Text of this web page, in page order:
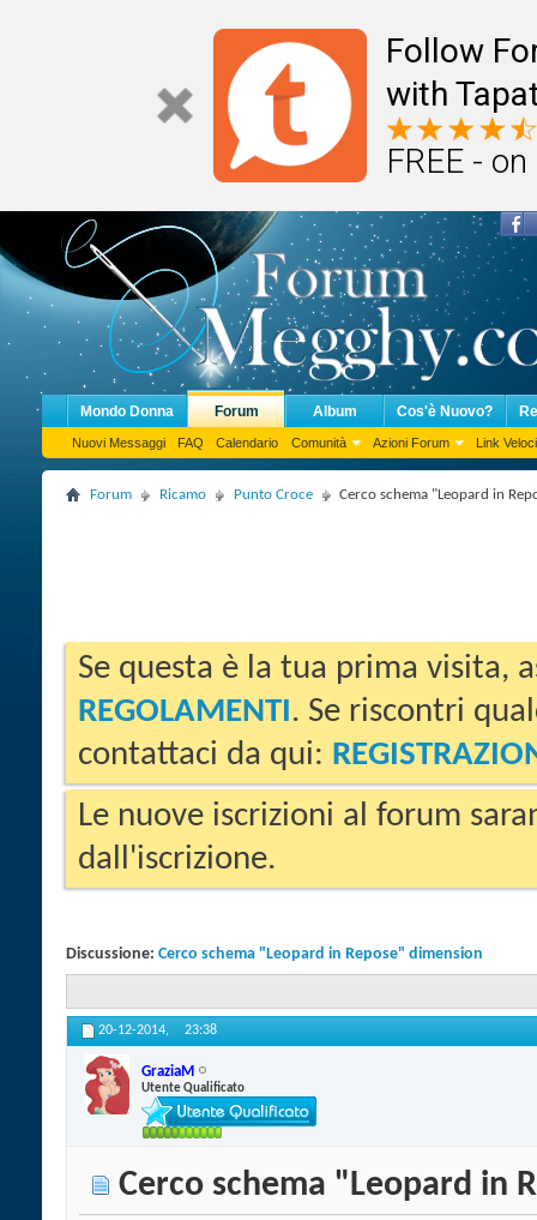
Follow
with
FREE -
Mondo Donna Forum
Nuovi Messaggi FAQ Calendario Comunità Azioni Forum Link Veloci
Album Cos'è Nuovo?
Forum Ricamo Punto Croce Cerco schema "Leopard in
Se questa è la tua prima visita,
REGOLAMENTI. Se riscontri
contattaci da qui:
Le nuove iscrizioni al forum
dall'iscrizione.
Discussione: Cerco schema "Leopard in Repose" dimension
20-12-2014, 23:38
GraziaM
Utente Qualificato
Cerco schema "Leopard in